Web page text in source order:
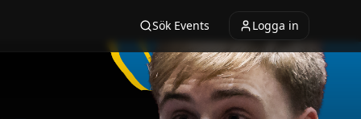
Sök Events Logga in